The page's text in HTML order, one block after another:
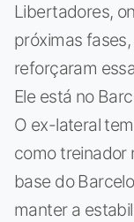
Libertadores,
próximas
reforçaram
Ele está no
O ex-lateral
como treinador
base do
manter a